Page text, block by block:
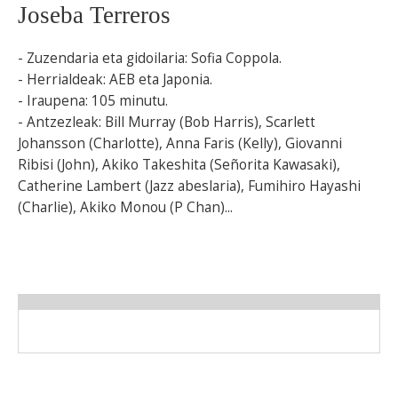
Joseba Terreros
- Zuzendaria eta gidoilaria: Sofia Coppola.
- Herrialdeak: AEB eta Japonia.
- Iraupena: 105 minutu.
- Antzezleak: Bill Murray (Bob Harris), Scarlett
Johansson (Charlotte), Anna Faris (Kelly), Giovanni
Ribisi (John), Akiko Takeshita (Señorita Kawasaki),
Catherine Lambert (Jazz abeslaria), Fumihiro Hayashi
(Charlie), Akiko Monou (P Chan)...